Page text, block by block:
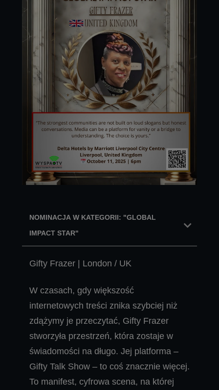
NOMINACJA W KATEGORII: "GLOBAL
IMPACT STAR"
Gifty Frazer | London / UK
W czasach, gdy większość
internetowych treści znika szybciej niż
zdążymy je przeczytać, Gifty Frazer
stworzyła przestrzeń, która zostaje w
świadomości na długo. Jej platforma –
Gifty Talk Show – to coś znacznie więcej.
To manifest, cyfrowa scena, na której